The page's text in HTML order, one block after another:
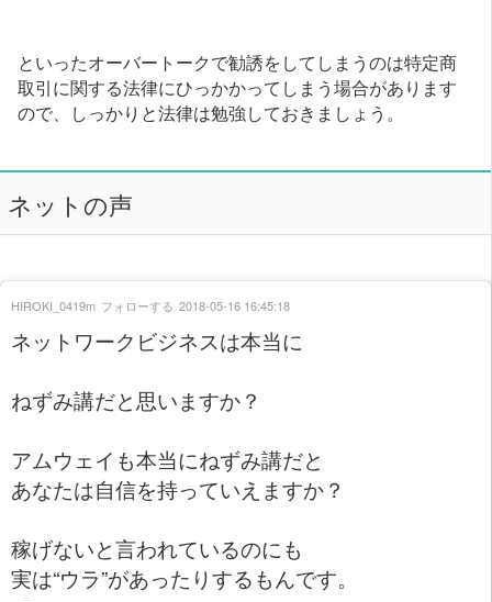
といったオーバートークで勧誘をしてしまうのは特定商
取引に関する法律にひっかかってしまう場合があります
ので、しっかりと法律は勉強しておきましょう。
ネットの声
ネットワークビジネスは本当に
ねずみ講だと思いますか？
アムウェイも本当にねずみ講だと
あなたは自信を持っていえますか？
稼げないと言われているのにも
実は“ウラ”があったりするもんです。
HIROKI_0419m フォローする 2018-05-16 16:45:18